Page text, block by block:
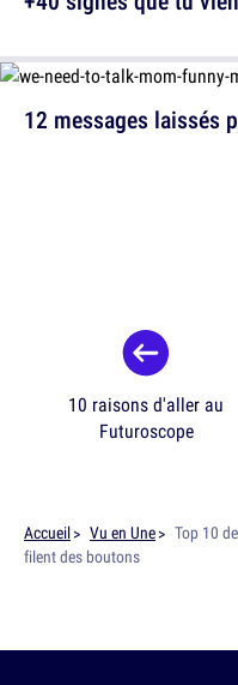
12 messages laissés
10 raisons d'aller au
Futuroscope
Accueil Vu en Une
Top 10
filent des boutons